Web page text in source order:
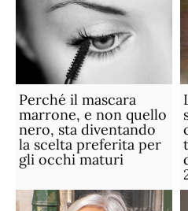
Perché il mascara
marrone, e non quello
nero, sta diventando
la scelta preferita per
gli occhi maturi